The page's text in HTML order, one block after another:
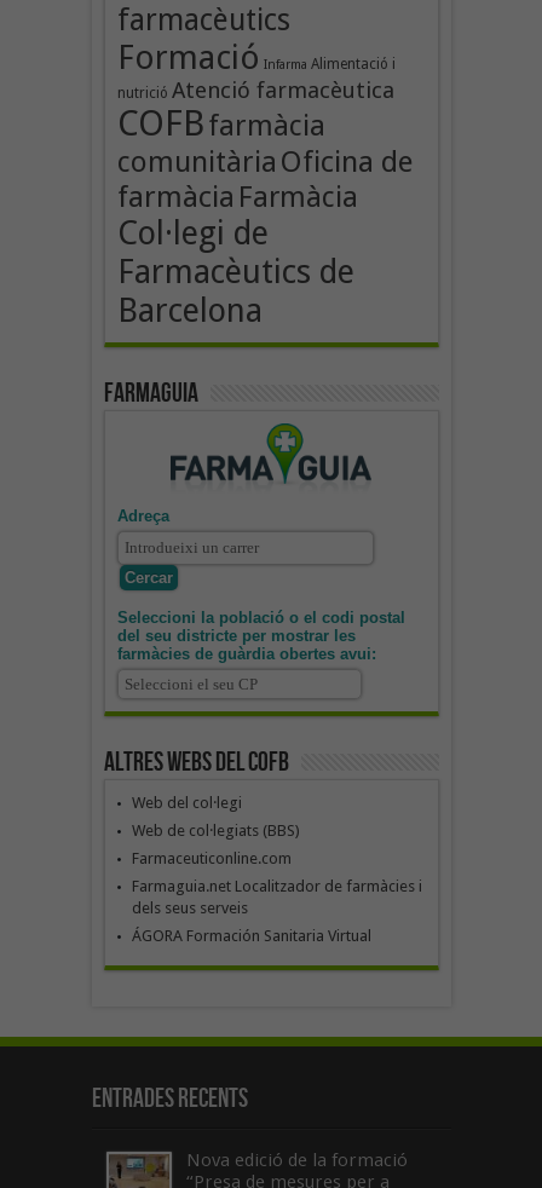
farmacèutics
Formació Infarma Alimentació i
nutrició Atenció farmacèutica
COFBfarmàcia
comunitària Oficina de
farmàcia Farmàcia
Col·legi de
Farmacèutics de
Barcelona
Farmaguia
Adreça
Seleccioni la població o el codi postal
del seu districte per mostrar les
farmàcies de guàrdia obertes avui:
Altres webs del COFB
Web del col·legi
Web de col·legiats (BBS)
Farmaceuticonline.com
Farmaguia.net Localitzador de farmàcies i
dels seus serveis
ÁGORA Formación Sanitaria Virtual
Entrades recents
Nova edició de la formació
“Presa de mesures per a